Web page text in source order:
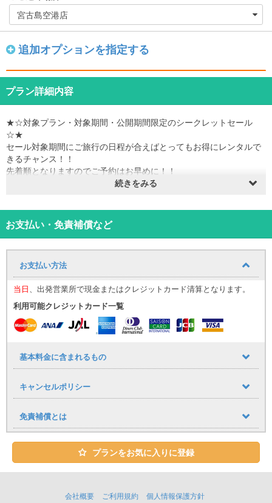
追加オプションを指定する
プラン詳細内容
★☆対象プラン・対象期間・公開期間限定のシークレットセール
☆★
セール対象期間にご旅行の日程が合えばとってもお得にレンタルで
きるチャンス！！
先着順となりますのでご予約はお早めに！！
※予約枠が埋まり次第販売終了となります。
販売期間：2026年8月2日～2027年3月31日
対象車両：アウディQ3 ※色希望・指定不可
おしゃれな輸入車SUVであなたの沖縄旅行を特別なものにしてくれ
ること間違いなし！！
特別な車両でいつもと違った特別なご旅行を♪
ユニバースレンタカーの高品質な車・サービスでストレスフリーで
快適な旅を♪
★ユニバースレンタカーをご利用のお客様への嬉しいサービス
・ETC、カーナビ、全車標準装備！
・タクシー送迎サービス
宮古空港に到着しましたらタクシーで店舗までお越し下さい。
空港から店舗までの直送のみ料金をお支払致します。
続きをみる
お支払い・免責補償など
お支払い方法
当日
、出発営業所で現金またはクレジットカード清算となります。
利用可能クレジットカード一覧
基本料金に含まれるもの
キャンセルポリシー
免責補償とは
プランをお気に入りに登録
会社概要 ご利用規約 個人情報保護方針